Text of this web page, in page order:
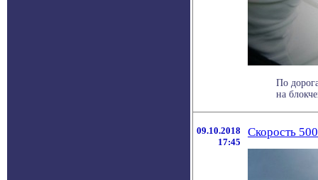
По
на
09.10.2018
17:45
Скорость